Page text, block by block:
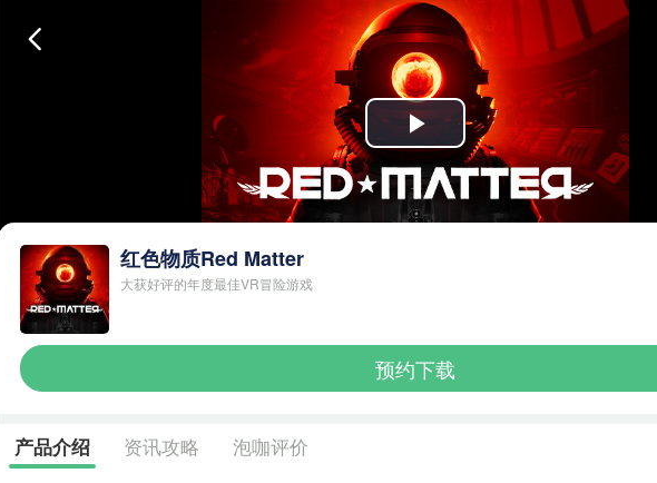
Play
Video
红色物质Red Matter
大获好评的年度最佳VR冒险游戏
预约下载
产品介绍 资讯攻略 泡咖评价